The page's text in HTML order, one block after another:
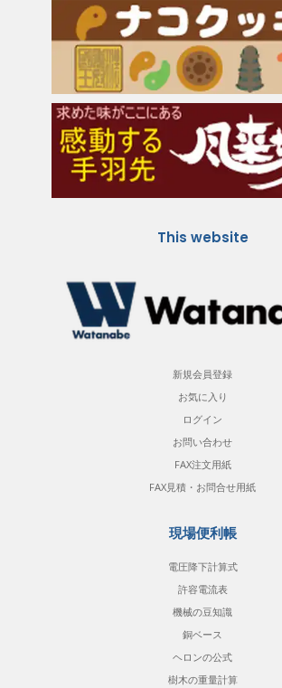
This website
新規会員登録
お気に入り
ログイン
お問い合わせ
FAX注文用紙
FAX見積・お問合せ用紙
現場便利帳
電圧降下計算式
許容電流表
機械の豆知識
銅ベース
ヘロンの公式
樹木の重量計算